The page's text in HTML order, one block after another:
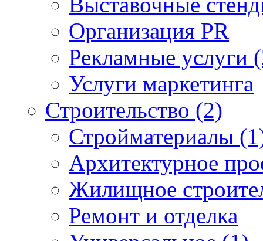
Организация PR
Рекламные услуги
Услуги маркетинга
Строительство (2)
Стройматериалы
Архитектурное
Жилищное
Ремонт и отделка